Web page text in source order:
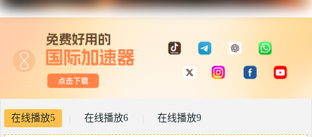
在线播放5 在线播放6 在线播放9